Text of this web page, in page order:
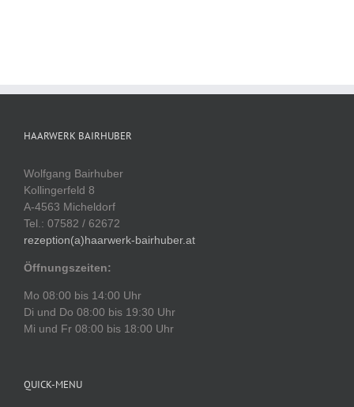
HAARWERK BAIRHUBER
Wolfgang Bairhuber
Kollingerfeld 8
A-4563 Micheldorf
Tel.: 07582 / 62672
rezeption(a)haarwerk-bairhuber.at
Öffnungszeiten:
Mo 08:00 bis 14:00 Uhr
Di und Do 08:00 bis 19:30 Uhr
Mi und Fr 08:00 bis 18:00 Uhr
QUICK-MENU